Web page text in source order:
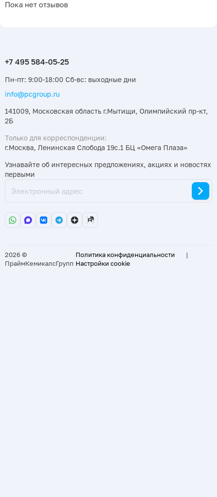
Пока нет отзывов
Пн-пт: 9:00-18:00 Сб-вс: выходные дни
info@pcgroup.ru
141009, Московская область г.Мытищи, Олимпийский пр-кт,
2Б
Только для корреспонденции:
г.Москва, Ленинская Слобода 19с.1 БЦ «Омега Плаза»
Узнавайте об интересных предложениях, акциях и новостях
первыми
2026 ©
ПраймКемикалсГрупп
Политика конфиденциальности
|
Настройки cookie